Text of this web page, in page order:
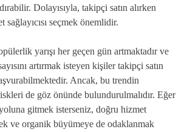
Dolayısıyla, takipçi satın alırken
seçmek önemlidir.
yarışı her geçen gün artmaktadır ve
artırmak isteyen kişiler takipçi satın
Ancak, bu trendin
de göz önünde bulundurulmalıdır. Eğer
gitmek isterseniz, doğru hizmet
ve organik büyümeye de odaklanmak